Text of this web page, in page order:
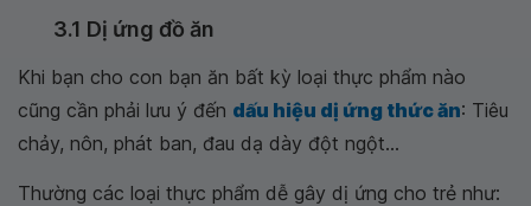
3.1 Dị ứng đồ ăn
Khi bạn cho con bạn ăn bất kỳ loại thực phẩm nào
cũng cần phải lưu ý đến dấu hiệu dị ứng thức ăn: Tiêu
chảy, nôn, phát ban, đau dạ dày đột ngột...
Thường các loại thực phẩm dễ gây dị ứng cho trẻ như: